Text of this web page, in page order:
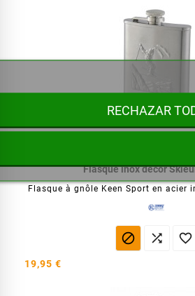
Flasque inox décor
Flasque à gnôle Keen Sport en acier
  
19,95 €
RECHAZAR